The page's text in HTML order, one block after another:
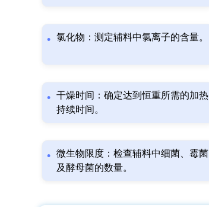
氯化物：测定辅料中氯离子的含量。
干燥时间：确定达到恒重所需的加热
持续时间。
微生物限度：检查辅料中细菌、霉菌
及酵母菌的数量。